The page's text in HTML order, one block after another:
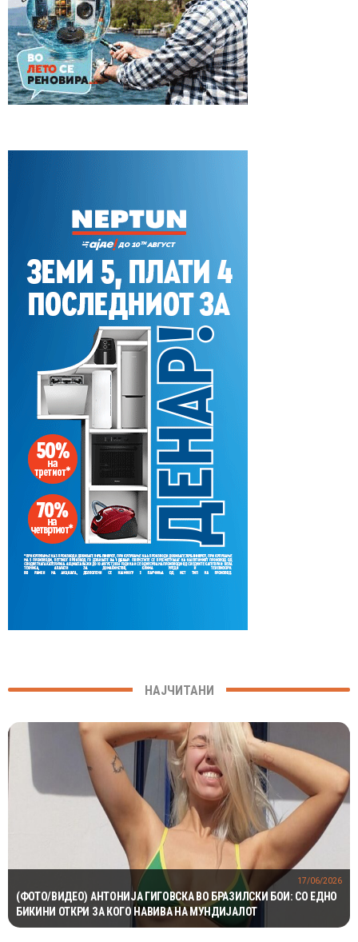
НАЈЧИТАНИ
(ФОТО/ВИДЕО) АНТОНИЈА ГИГОВСКА ВО БРАЗИЛСКИ БОИ: СО ЕДНО
БИКИНИ ОТКРИ ЗА КОГО НАВИВА НА МУНДИЈАЛОТ
17/06/2026